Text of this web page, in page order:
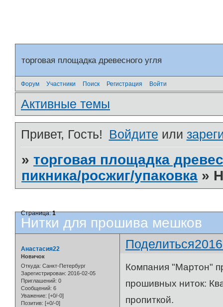
торговая площадка древесного угля
Форум Участники Поиск Регистрация Войти
Активные темы
Привет, Гость! Войдите или
»торговая площадка
пикника/росжиг/упаковка »
Нитки для прошива мешков
Страница:1
Поделиться
Анастасия22
Новичок
Откуда: Санкт-Петербург
Зарегистрирован: 2016-02-05
Приглашений: 0
Сообщений: 6
Уважение: [+0/-0]
Позитив: [+0/-0]
Компания "Мартон"
прошивных ниток:
пропиткой.